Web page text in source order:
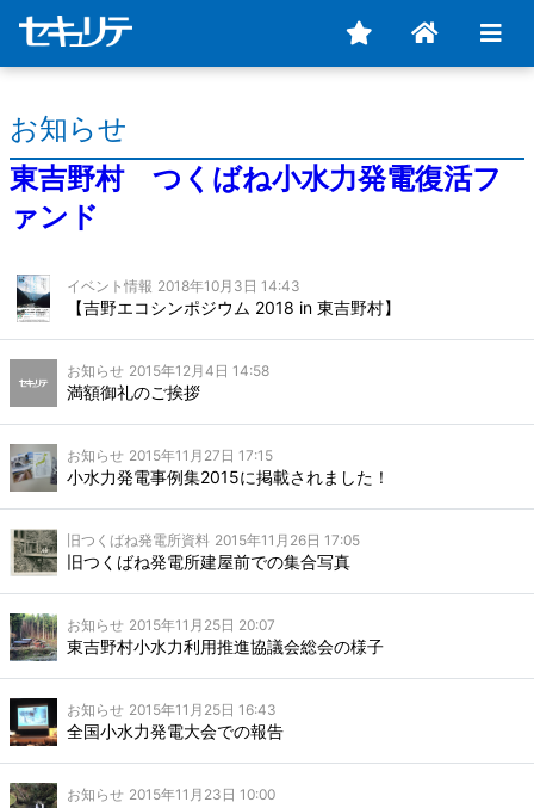
お知らせ
東吉野村 つくばね小水力発電復活フ
ァンド
イベント情報 2018年10月3日 14:43
【吉野エコシンポジウム 2018 in 東吉野村】
お知らせ 2015年12月4日 14:58
満額御礼のご挨拶
お知らせ 2015年11月27日 17:15
小水力発電事例集2015に掲載されました！
旧つくばね発電所資料 2015年11月26日 17:05
旧つくばね発電所建屋前での集合写真
お知らせ 2015年11月25日 20:07
東吉野村小水力利用推進協議会総会の様子
お知らせ 2015年11月25日 16:43
全国小水力発電大会での報告
お知らせ 2015年11月23日 10:00